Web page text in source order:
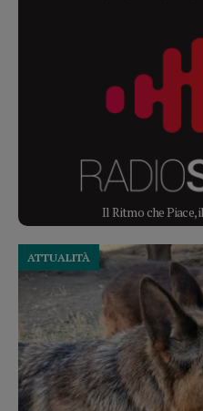
Il Ritmo che Piace,
ATTUALITÀ